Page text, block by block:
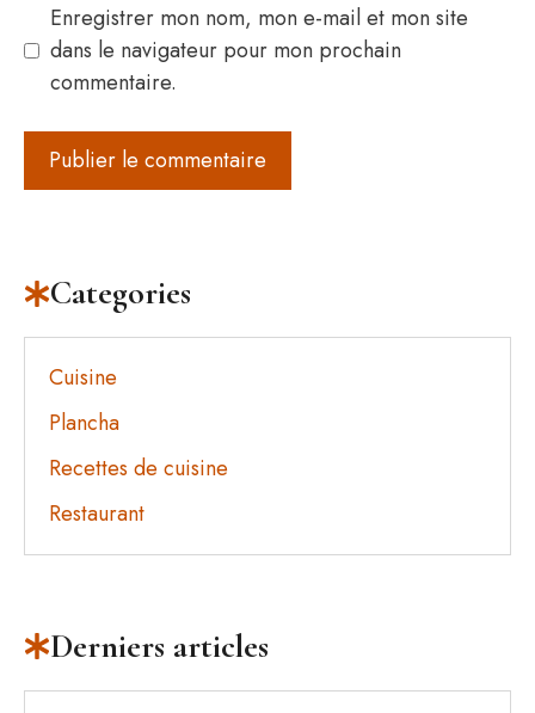
Enregistrer mon nom, mon e-mail et mon site
dans le navigateur pour mon prochain
commentaire.
Categories
Cuisine
Plancha
Recettes de cuisine
Restaurant
Derniers articles